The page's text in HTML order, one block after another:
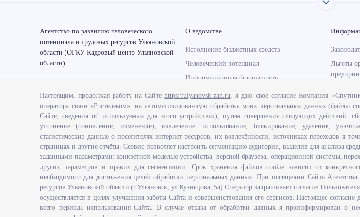
Агентство по развитию человеческого
потенциала и трудовых ресурсов Ульяновской
области (ОГКУ Кадровый центр Ульяновской
области)
Мобильные приложения
О ведомстве
Исполнение бюджетных средств
Человеческий потенциал
Информационная безопасность
Перечень нормативно - правовых актов,
определяющих полномочия, задачи и
функции Агентства по развитию
человеческого потенциала и трудовых
ресурсов Ульяновской области
Развитие правовой грамотности и
правосознания граждан в Ульяновской
области
Льготы
область
рубежом»
Рейтинг
Настоящим, продолжая работу на Сайтеhttps://ulyanovsk-zan.ru, я даю свое согласие Компании
оператора связи «Ростелеком», на автоматизированную обработку моих персональных данных (файлы
Сайте, сведения об используемых для этого устройствах), путем совершения следующих действий:
уточнение (обновление, изменение), извлечение, использование, блокирование, удаление,
статистические данные о посетителях интернет-ресурсов, их вовлечённости, источниках переходов и
страницах и другие отчёты. Сервис позволяет настроить сегментацию аудитории, выделив для анализа
заданными параметрами: конкретной моделью устройства, версией браузера, операционной системы,
других параметров и правил для сегментации. Срок хранения файлов cookie зависит от
необходимого для достижения целей обработки персональных данных. При посещении Сайта Агентства
ресурсов Ульяновской области (г.Ульяновск, ул.Кузнецова, 5а) Оператор запрашивает согласие
осуществляется в целях улучшения работы Сайта и совершенствования его сервисов. Настоящее согласие
всего периода использования Сайта. В случае отказа от обработки данных я проинформирован о